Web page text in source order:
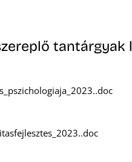
tantárgyak